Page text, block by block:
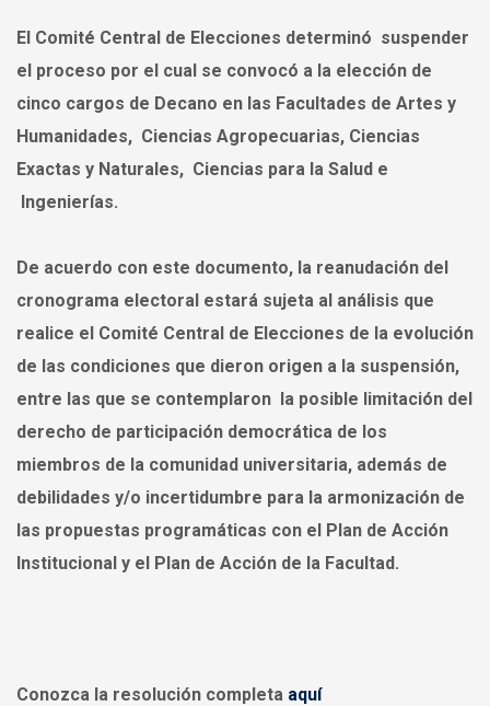
El Comité Central de Elecciones determinó suspender
el proceso por el cual se convocó a la elección de
cinco cargos de Decano en las Facultades de Artes y
Humanidades, Ciencias Agropecuarias, Ciencias
Exactas y Naturales, Ciencias para la Salud e
Ingenierías.
De acuerdo con este documento, la reanudación del
cronograma electoral estará sujeta al análisis que
realice el Comité Central de Elecciones de la evolución
de las condiciones que dieron origen a la suspensión,
entre las que se contemplaron la posible limitación del
derecho de participación democrática de los
miembros de la comunidad universitaria, además de
debilidades y/o incertidumbre para la armonización de
las propuestas programáticas con el Plan de Acción
Institucional y el Plan de Acción de la Facultad.
Conozca la resolución completa aquí